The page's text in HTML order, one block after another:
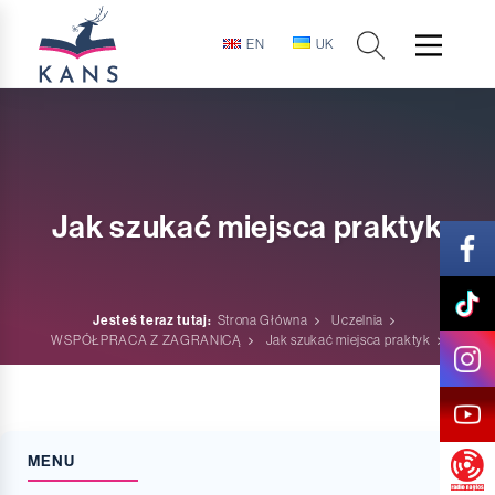
EN UK
Jak szukać miejsca praktyk
Jesteś teraz tutaj: Strona Główna
Uczelnia
WSPÓŁPRACA Z ZAGRANICĄ
Jak szukać miejsca praktyk
MENU